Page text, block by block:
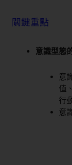
關鍵重點
意識型態
意
值
行
意